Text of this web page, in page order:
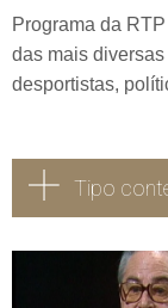
Programa da
das mais
desportistas,
Tipo